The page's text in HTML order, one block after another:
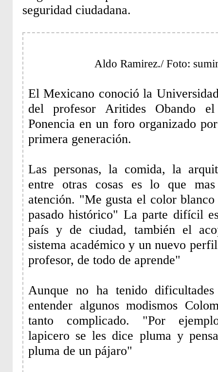
seguridad ciudadana.
Aldo Ramirez./ Foto:
El Mexicano conoció la
del profesor Aritides Obando
Ponencia en un foro organizado
primera generación.
Las personas, la comida, la
entre otras cosas es lo que
atención. "Me gusta el color
pasado histórico" La parte difícil
país y de ciudad, también el
sistema académico y un nuevo
profesor, de todo de aprende"
Aunque no ha tenido
entender algunos modismos
tanto complicado. "Por
lapicero se les dice pluma y
pluma de un pájaro"